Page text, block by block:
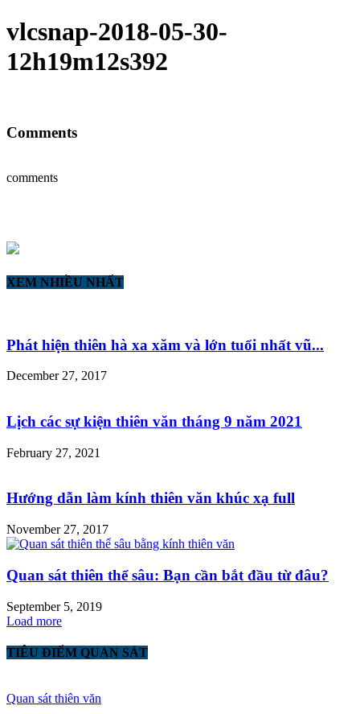
vlcsnap-2018-05-30-
12h19m12s392
Comments
comments
XEM NHIỀU NHẤT
Phát hiện thiên hà xa xăm và lớn tuổi nhất vũ...
December 27, 2017
Lịch các sự kiện thiên văn tháng 9 năm 2021
February 27, 2021
Hướng dẫn làm kính thiên văn khúc xạ full
November 27, 2017
Quan sát thiên thể sâu: Bạn cần bắt đầu từ đâu?
September 5, 2019
Load more
TIÊU ĐIỂM QUAN SÁT
Quan sát thiên văn